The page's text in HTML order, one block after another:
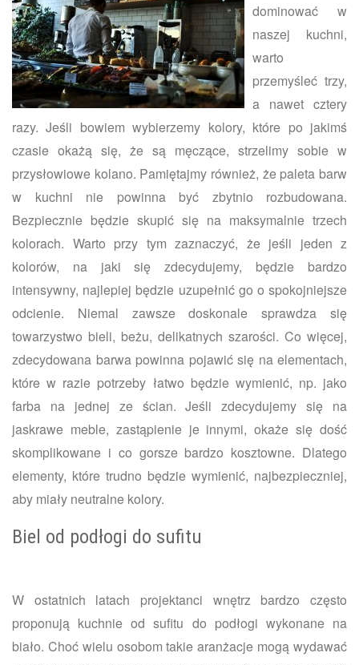
dominować w
naszej kuchni,
warto
przemyśleć trzy,
a nawet cztery
razy. Jeśli bowiem wybierzemy kolory, które po jakimś
czasie okażą się, że są męczące, strzelimy sobie w
przysłowiowe kolano. Pamiętajmy również, że paleta barw
w kuchni nie powinna być zbytnio rozbudowana.
Bezpiecznie będzie skupić się na maksymalnie trzech
kolorach. Warto przy tym zaznaczyć, że jeśli jeden z
kolorów, na jaki się zdecydujemy, będzie bardzo
intensywny, najlepiej będzie uzupełnić go o spokojniejsze
odcienie. Niemal zawsze doskonale sprawdza się
towarzystwo bieli, beżu, delikatnych szarości. Co więcej,
zdecydowana barwa powinna pojawić się na elementach,
które w razie potrzeby łatwo będzie wymienić, np. jako
farba na jednej ze ścian. Jeśli zdecydujemy się na
jaskrawe meble, zastąpienie je innymi, okaże się dość
skomplikowane i co gorsze bardzo kosztowne. Dlatego
elementy, które trudno będzie wymienić, najbezpieczniej,
aby miały neutralne kolory.
Biel od podłogi do sufitu
W ostatnich latach projektanci wnętrz bardzo często
proponują kuchnie od sufitu do podłogi wykonane na
biało. Choć wielu osobom takie aranżacje mogą wydawać